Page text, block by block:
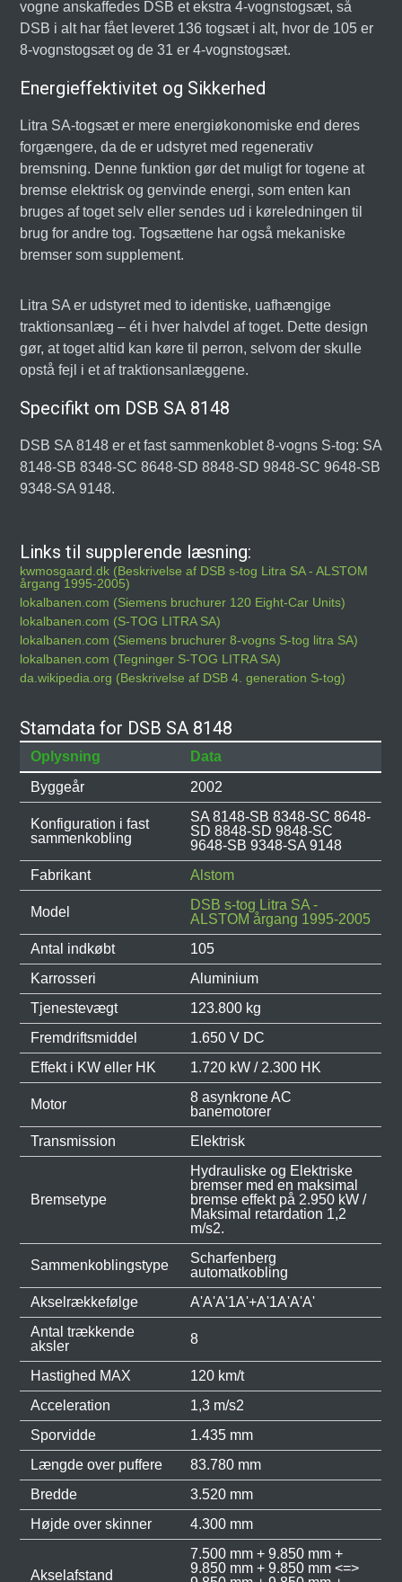
vogne anskaffedes DSB et ekstra 4-vognstogsæt, så
DSB i alt har fået leveret 136 togsæt i alt, hvor de 105 er
8-vognstogsæt og de 31 er 4-vognstogsæt.
Energieffektivitet og Sikkerhed
Litra SA-togsæt er mere energiøkonomiske end deres
forgængere, da de er udstyret med regenerativ
bremsning. Denne funktion gør det muligt for togene at
bremse elektrisk og genvinde energi, som enten kan
bruges af toget selv eller sendes ud i køreledningen til
brug for andre tog. Togsættene har også mekaniske
bremser som supplement.
Litra SA er udstyret med to identiske, uafhængige
traktionsanlæg – ét i hver halvdel af toget. Dette design
gør, at toget altid kan køre til perron, selvom der skulle
opstå fejl i et af traktionsanlæggene.
Specifikt om DSB SA 8148
DSB SA 8148 er et fast sammenkoblet 8-vogns S-tog: SA
8148-SB 8348-SC 8648-SD 8848-SD 9848-SC 9648-SB
9348-SA 9148.
Links til supplerende læsning:
kwmosgaard.dk (Beskrivelse af DSB s-tog Litra SA - ALSTOM
årgang 1995-2005)
lokalbanen.com (Siemens bruchurer 120 Eight-Car Units)
lokalbanen.com (S-TOG LITRA SA)
lokalbanen.com (Siemens bruchurer 8-vogns S-tog litra SA)
lokalbanen.com (Tegninger S-TOG LITRA SA)
da.wikipedia.org (Beskrivelse af DSB 4. generation S-tog)
Stamdata for DSB SA 8148
Oplysning
Data
Byggeår
2002
Konfiguration i fast
sammenkobling
SA 8148-SB 8348-SC 8648-
SD 8848-SD 9848-SC
9648-SB 9348-SA 9148
Fabrikant
Alstom
Model
DSB s-tog Litra SA -
ALSTOM årgang 1995-2005
Antal indkøbt
105
Karrosseri
Aluminium
Tjenestevægt
123.800 kg
Fremdriftsmiddel
1.650 V DC
Effekt i KW eller HK
1.720 kW / 2.300 HK
Motor
8 asynkrone AC
banemotorer
Transmission
Elektrisk
Bremsetype
Hydrauliske og Elektriske
bremser med en maksimal
bremse effekt på 2.950 kW /
Maksimal retardation 1,2
m/s2.
Sammenkoblingstype
Scharfenberg
automatkobling
Akselrækkefølge
A'A'A'1A'+A'1A'A'A'
Antal trækkende
aksler
8
Hastighed MAX
120 km/t
Acceleration
1,3 m/s2
Sporvidde
1.435 mm
Længde over puffere
83.780 mm
Bredde
3.520 mm
Højde over skinner
4.300 mm
Akselafstand
7.500 mm + 9.850 mm +
9.850 mm + 9.850 mm <=>